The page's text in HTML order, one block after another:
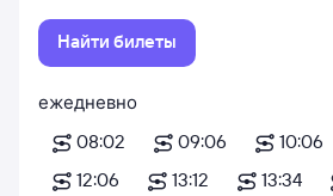
Найти билеты
ежедневно
08:02
09:06 10:06
12:06
13:12 13:34